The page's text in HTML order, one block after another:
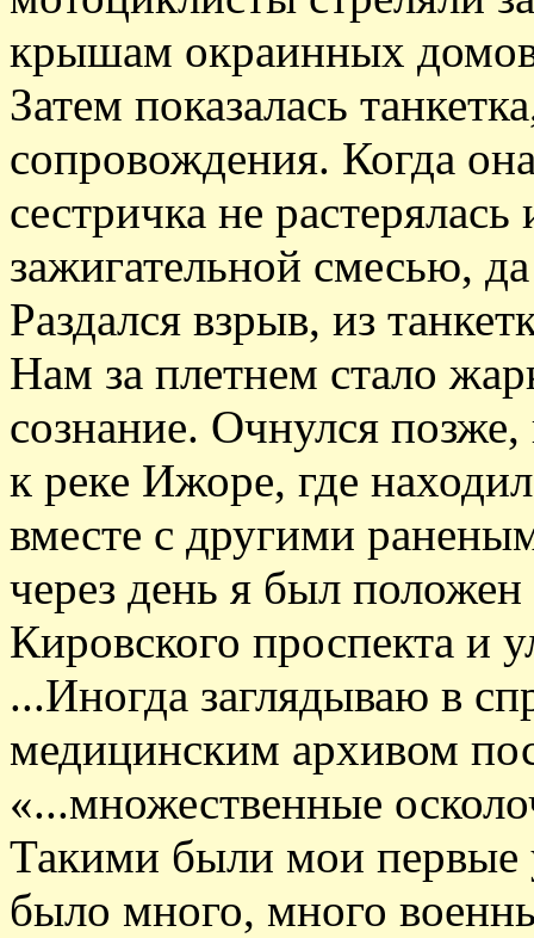
крышам окраинных
Затем показалась
сопровождения. Когда
сестричка не
зажигательной смесью,
Раздался взрыв, из
Нам за плетнем стало
сознание. Очнулся
к реке Ижоре, где
вместе с другими
через день я был
Кировского проспекта и
...Иногда заглядываю в
медицинским архивом
«...множественные
Такими были мои
было много, много